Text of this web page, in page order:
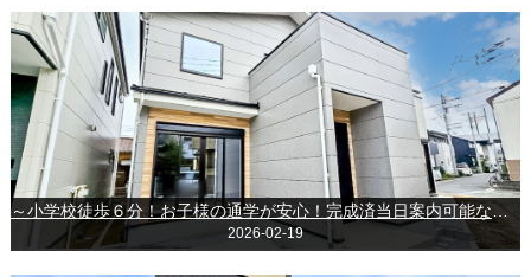
2026-02-19